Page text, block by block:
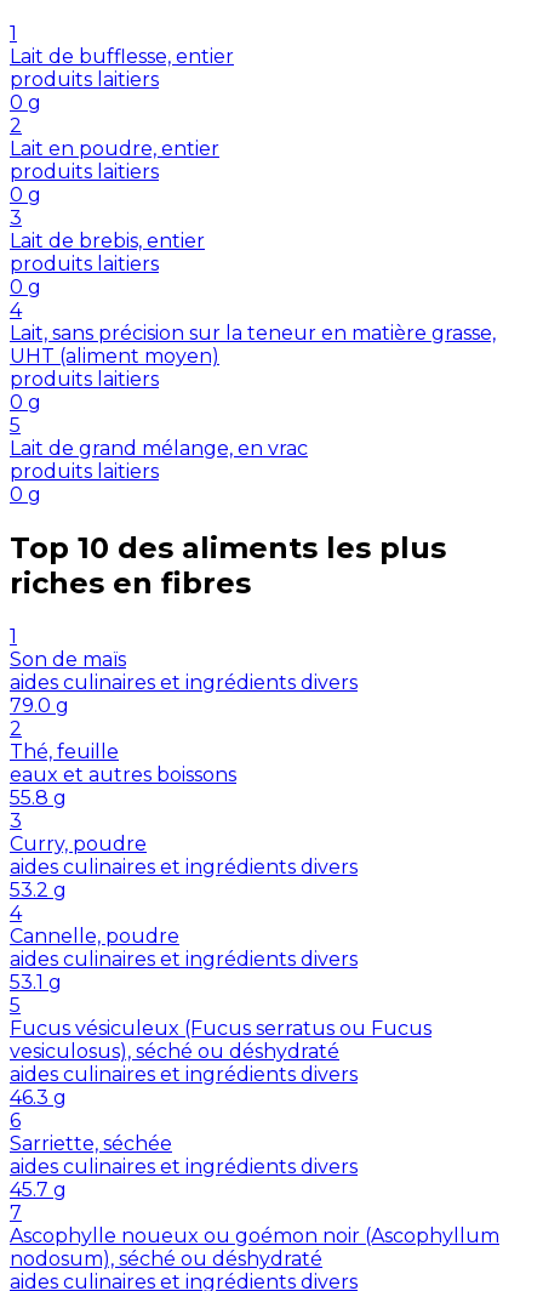
1
Lait de bufflesse, entier
produits laitiers
0 g
2
Lait en poudre, entier
produits laitiers
0 g
3
Lait de brebis, entier
produits laitiers
0 g
4
Lait, sans précision sur la teneur en matière grasse,
UHT (aliment moyen)
produits laitiers
0 g
5
Lait de grand mélange, en vrac
produits laitiers
0 g
Top 10 des aliments les plus
riches en fibres
1
Son de maïs
aides culinaires et ingrédients divers
79.0 g
2
Thé, feuille
eaux et autres boissons
55.8 g
3
Curry, poudre
aides culinaires et ingrédients divers
53.2 g
4
Cannelle, poudre
aides culinaires et ingrédients divers
53.1 g
5
Fucus vésiculeux (Fucus serratus ou Fucus
vesiculosus), séché ou déshydraté
aides culinaires et ingrédients divers
46.3 g
6
Sarriette, séchée
aides culinaires et ingrédients divers
45.7 g
7
Ascophylle noueux ou goémon noir (Ascophyllum
nodosum), séché ou déshydraté
aides culinaires et ingrédients divers